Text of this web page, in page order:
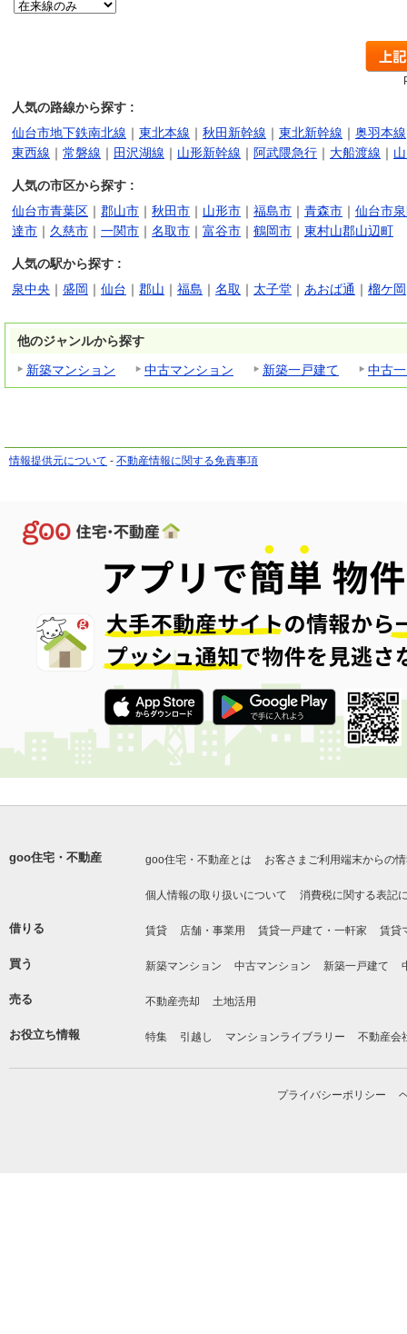
人気の路線から探す :
仙台市地下鉄南北線 ｜ 東北本線 ｜ 秋田新幹線 ｜ 東北新幹線 ｜ 奥羽本線
東西線 ｜ 常磐線 ｜ 田沢湖線 ｜ 山形新幹線 ｜ 阿武隈急行 ｜ 大船渡線 ｜
人気の市区から探す :
仙台市青葉区 ｜ 郡山市 ｜ 秋田市 ｜ 山形市 ｜ 福島市 ｜ 青森市 ｜ 仙台市
達市 ｜ 久慈市 ｜ 一関市 ｜ 名取市 ｜ 富谷市 ｜ 鶴岡市 ｜ 東村山郡山辺町
人気の駅から探す :
泉中央 ｜ 盛岡 ｜ 仙台 ｜ 郡山 ｜ 福島 ｜ 名取 ｜ 太子堂 ｜ あおば通 ｜ 榴ケ岡
他のジャンルから探す
新築マンション
中古マンション 新築一戸建て 中古
情報提供元について - 不動産情報に関する免責事項
goo住宅・不動産 goo住宅・不動産とは お客さまご利用端末からの
個人情報の取り扱いについて 消費税に関する表記
借りる 賃貸 店舗・事業用 賃貸一戸建て・一軒家 賃貸
買う 新築マンション 中古マンション 新築一戸建て
売る 不動産売却 土地活用
お役立ち情報 特集 引越し マンションライブラリー 不動産会
プライバシーポリシー